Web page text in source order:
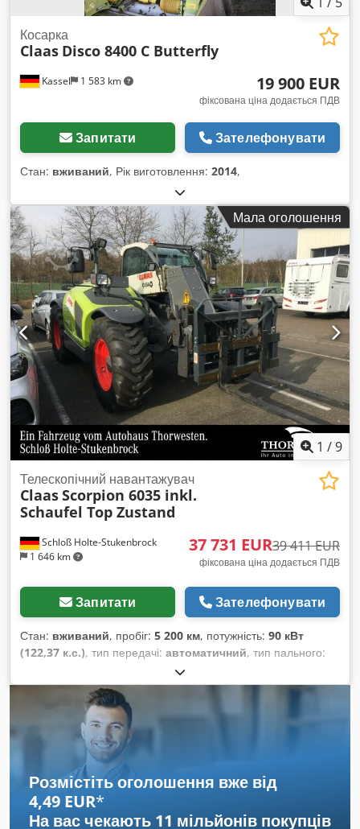
Kassel 1 583 km
Косарка
Claas Disco 8400 C Butterfly
19 900 EUR
фіксована ціна додається ПДВ
Запитати Зателефонувати
Стан: вживаний, Рік виготовлення: 2014,
Мала оголошення
1 /9
Schloß Holte-Stukenbrock
1 646 km
Телескопічний навантажувач
ClaasScorpion 6035 inkl.
Schaufel Top Zustand
37 731 EUR39 411 EUR
фіксована ціна додається ПДВ
Запитати Зателефонувати
Стан: вживаний, пробіг: 5 200 км, потужність: 90 кВт
(122,37 к.с.), тип передачі: автоматичний, тип пального:
, загальна вага:
навантаження:5 кг, максимальна вага навантаження:2 900
, висота підйому:6 150 000 мм , кількість місць:
реєстрація:01/2016, мотогодини: 5 200 h
, загальна висота:
46 800 мм , водійська кабіна:
Розмістіть оголошення вже від
4,49 EUR*
На вас чекають 11 мільйонів покупців